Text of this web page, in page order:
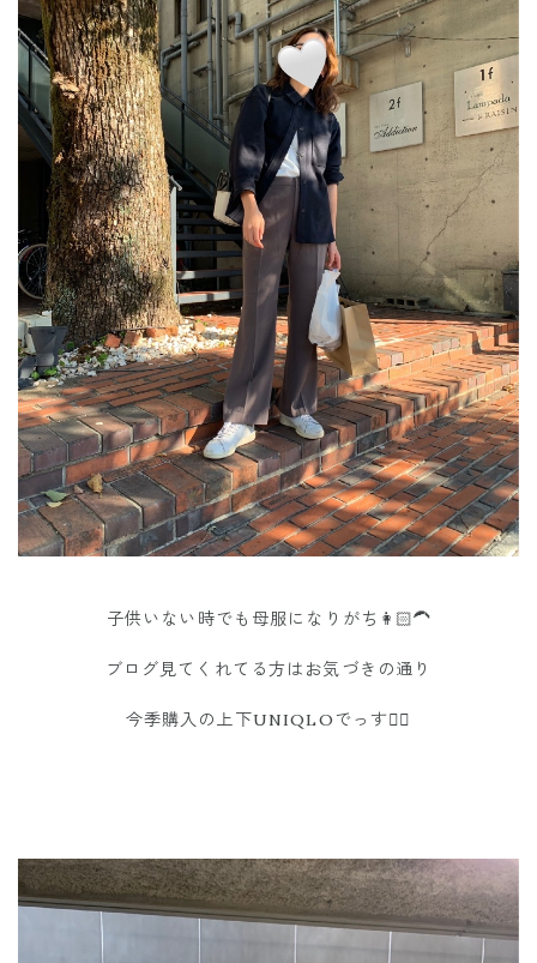
子供いない時でも母服になりがち👩🏻‍🦱
ブログ見てくれてる方はお気づきの通り
今季購入の上下UNIQLOでっす🙋‍♀️